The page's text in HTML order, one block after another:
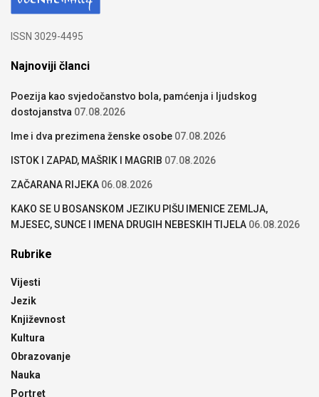
ISSN 3029-4495
Najnoviji članci
Poezija kao svjedočanstvo bola, pamćenja i ljudskog
dostojanstva 07.08.2026
Ime i dva prezimena ženske osobe 07.08.2026
ISTOK I ZAPAD, MAŠRIK I MAGRIB 07.08.2026
ZAČARANA RIJEKA 06.08.2026
KAKO SE U BOSANSKOM JEZIKU PIŠU IMENICE ZEMLJA,
MJESEC, SUNCE I IMENA DRUGIH NEBESKIH TIJELA 06.08.2026
Rubrike
Vijesti
Jezik
Književnost
Kultura
Obrazovanje
Nauka
Portret